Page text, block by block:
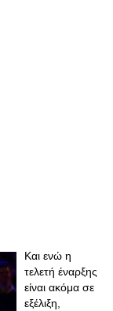
Και ενώ η
τελετή έναρξης
είναι ακόμα σε
εξέλιξη,